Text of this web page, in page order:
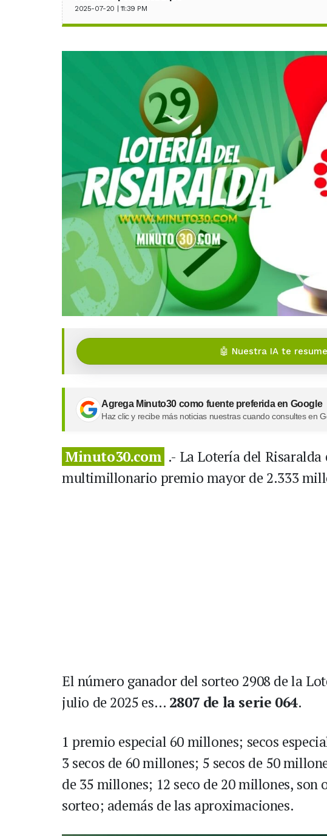
2025-07-20 | 11:39 PM
🤖 Nuestra IA te
Agrega Minuto30 como fuente preferida en Google
Haz clic y recibe más noticias nuestras cuando consultes en
Minuto30.com .- La Lotería del
multimillonario premio mayor de 2.333
El número ganador del sorteo 2908 de la
julio de 2025 es… 2807 de la serie 064.
1 premio especial 60 millones; secos
3 secos de 60 millones; 5 secos de 50
de 35 millones; 12 seco de 20 millones, son
sorteo; además de las aproximaciones.